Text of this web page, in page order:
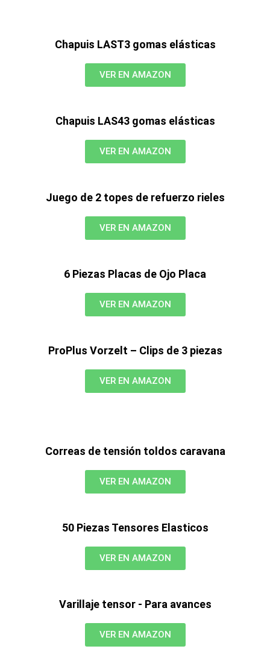
Chapuis LAST3 gomas elásticas
VER EN AMAZON
Chapuis LAS43 gomas elásticas
VER EN AMAZON
Juego de 2 topes de refuerzo rieles
VER EN AMAZON
6 Piezas Placas de Ojo Placa
VER EN AMAZON
ProPlus Vorzelt – Clips de 3 piezas
VER EN AMAZON
Correas de tensión toldos caravana
VER EN AMAZON
50 Piezas Tensores Elasticos
VER EN AMAZON
Varillaje tensor - Para avances
VER EN AMAZON